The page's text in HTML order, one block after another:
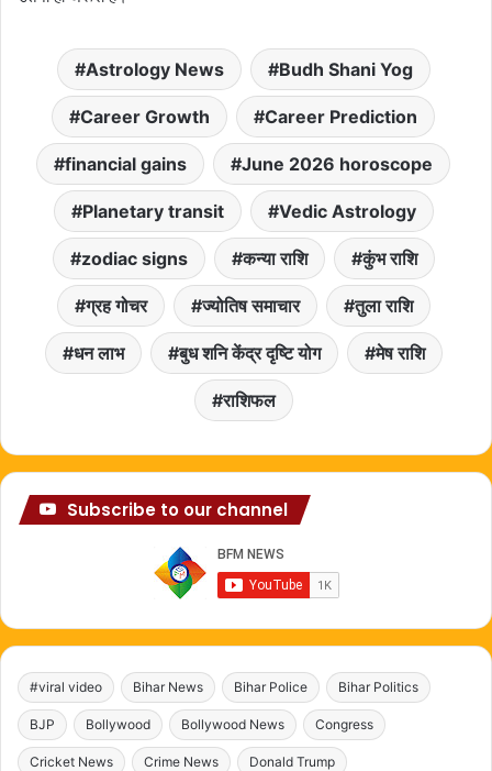
Astrology News Budh Shani Yog
Career Growth Career Prediction
financial gains June 2026 horoscope
Planetary transit Vedic Astrology
zodiac signs कन्या राशि कुंभ राशि
ग्रह गोचर ज्योतिष समाचार तुला राशि
धन लाभ बुध शनि केंद्र दृष्टि योग मेष राशि
राशिफल
Subscribe to our channel
#viral video Bihar News Bihar Police Bihar Politics
BJP Bollywood Bollywood News Congress
Cricket News Crime News Donald Trump